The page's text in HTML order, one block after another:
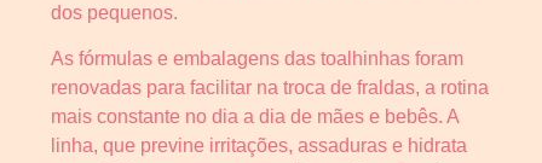
dos pequenos.
As fórmulas e embalagens das toalhinhas foram
renovadas para facilitar na troca de fraldas, a rotina
mais constante no dia a dia de mães e bebês. A
linha, que previne irritações, assaduras e hidrata